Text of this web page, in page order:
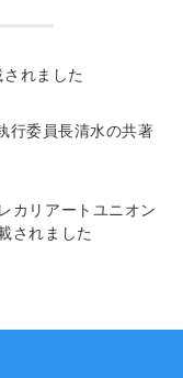
れました
行委員長清水の共著
カリアートユニオン
されました